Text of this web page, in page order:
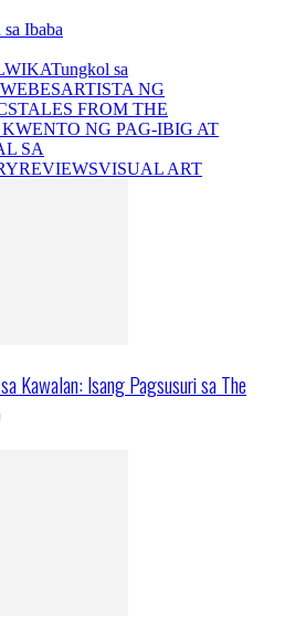
Ibaba
Tungkol sa
ARTISTA NG
TALES FROM THE
NG PAG-IBIG AT
SA
REVIEWSVISUAL ART
Kawalan: Isang Pagsusuri sa The